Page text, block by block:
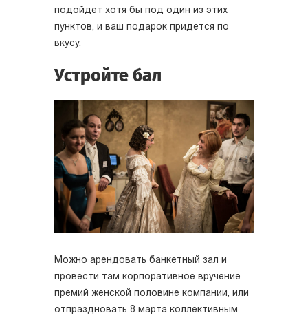
подойдет хотя бы под один из этих
пунктов, и ваш подарок придется по
вкусу.
Устройте бал
Можно арендовать банкетный зал и
провести там корпоративное вручение
премий женской половине компании, или
отпраздновать 8 марта коллективным